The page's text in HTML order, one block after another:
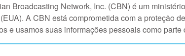
Broadcasting Network, Inc. (CBN) é um
A CBN está comprometida com a proteção
e usamos suas informações pessoais como